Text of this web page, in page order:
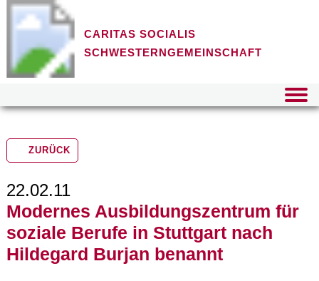
CARITAS SOCIALIS
SCHWESTERNGEMEINSCHAFT
ZURÜCK
22.02.11
Modernes Ausbildungszentrum für
soziale Berufe in Stuttgart nach
Hildegard Burjan benannt